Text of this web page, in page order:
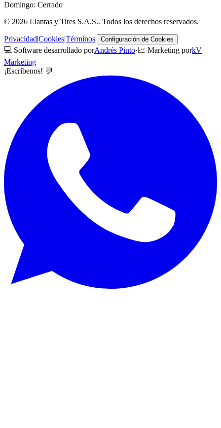
Domingo: Cerrado
© 2026 Llantas y Tires S.A.S.. Todos los derechos reservados.
Privacidad|Cookies|Términos| Configuración de Cookies
💻 Software desarrollado porAndrés Pinto·📈 Marketing porkV
Marketing
¡Escríbenos! 💬